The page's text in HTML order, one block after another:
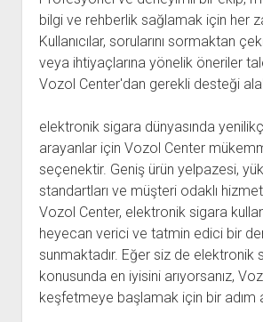
bilgi ve rehberlik sağlamak için her
Kullanıcılar, sorularını sormaktan
veya ihtiyaçlarına yönelik öneriler
Vozol Center'dan gerekli desteği
elektronik sigara dünyasında
arayanlar için Vozol Center
seçenektir. Geniş ürün yelpazesi,
standartları ve müşteri odaklı hizmet
Vozol Center, elektronik sigara
heyecan verici ve tatmin edici bir
sunmaktadır. Eğer siz de elektronik
konusunda en iyisini arıyorsanız,
keşfetmeye başlamak için bir adım